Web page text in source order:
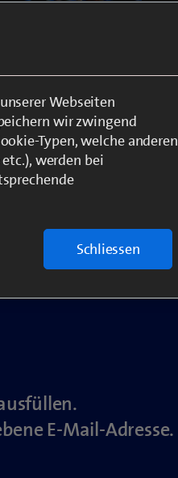
–
E-Mail-Adresse.
Webseiten
wir zwingend
Typen, welche anderen
werden bei
Schliessen